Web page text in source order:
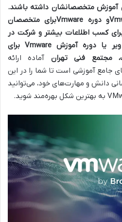
متخصصانشان داشته باشند.
ودوره Vmware
برای متخصصان
کسب اطلاعات بیشتر و شرکت در
یا دوره آموزش Vmware
برای
مجتمع فنی تهران آماده ارائه
جامع آموزشی است تا شما را در این
دانش و مهارت‌های خود، می‌توانید